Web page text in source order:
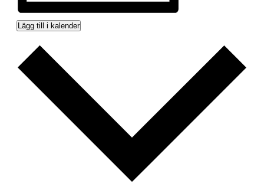
Lägg till i kalender